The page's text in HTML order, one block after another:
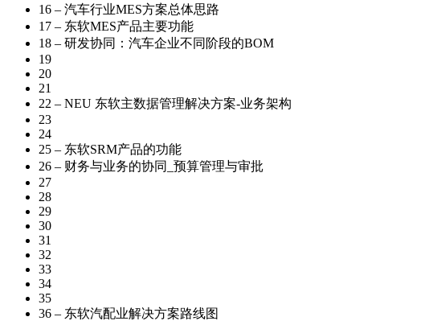
16 – 汽车行业MES方案总体思路
17 – 东软MES产品主要功能
18 – 研发协同：汽车企业不同阶段的BOM
19
20
21
22 – NEU 东软主数据管理解决方案-业务架构
23
24
25 – 东软SRM产品的功能
26 – 财务与业务的协同_预算管理与审批
27
28
29
30
31
32
33
34
35
36 – 东软汽配业解决方案路线图